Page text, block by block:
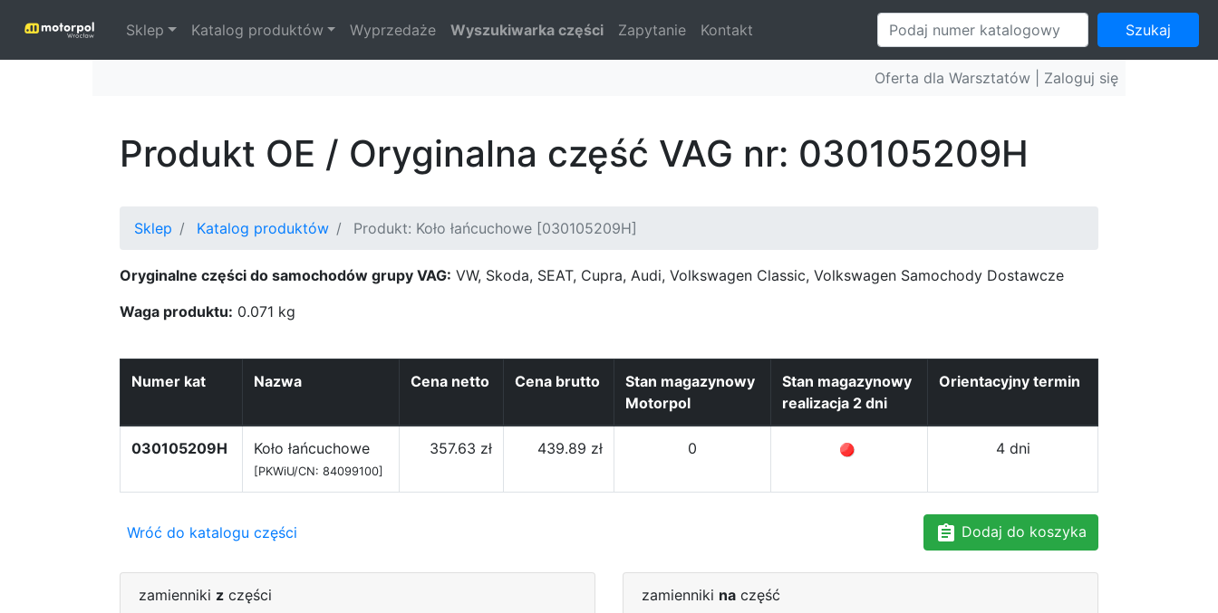
Sklep Katalog produktów Wyprzedaże Wyszukiwarka części Zapytanie Kontakt Szukaj
Oferta dla Warsztatów | Zaloguj się
Produkt OE / Oryginalna część VAG nr: 030105209H
Sklep Katalog produktów Produkt: Koło łańcuchowe [030105209H]
Oryginalne części do samochodów grupy VAG: VW, Skoda, SEAT, Cupra, Audi, Volkswagen Classic, Volkswagen Samochody Dostawcze
Waga produktu: 0.071 kg
Numer kat Nazwa Cena netto Cena brutto
Stan magazynowy
Motorpol
Stan magazynowy
realizacja 2 dni
Orientacyjny termin
030105209H Koło łańcuchowe
[PKWiU/CN: 84099100]
357.63 zł 439.89 zł 0 4 dni
Wróć do katalogu części Dodaj do koszyka
zamienniki z części zamienniki na część